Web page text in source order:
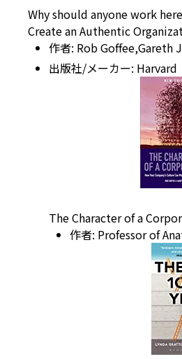
Why should anyone work
Create an Authentic
作者: Rob Goffee,Gareth
出版社/メーカー: Harvard
The Character of a
作者: Professor of